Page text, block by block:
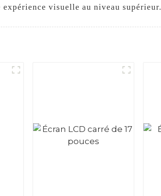
visuelle au niveau supérieur.